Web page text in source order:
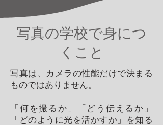
写真の学校で身につ
くこと
写真は、カメラの性能だけで決まる
ものではありません。
「何を撮るか」「どう伝えるか」
「どのように光を活かすか」を知る